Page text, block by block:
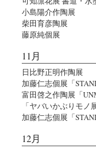
小島陽介作陶展
柴田育彦陶展
藤原純個展
11月
日比野正明作陶展
加藤仁志個展「
富田啓之作陶展「
「ヤバいかぶりモノ
加藤仁志個展「
12月